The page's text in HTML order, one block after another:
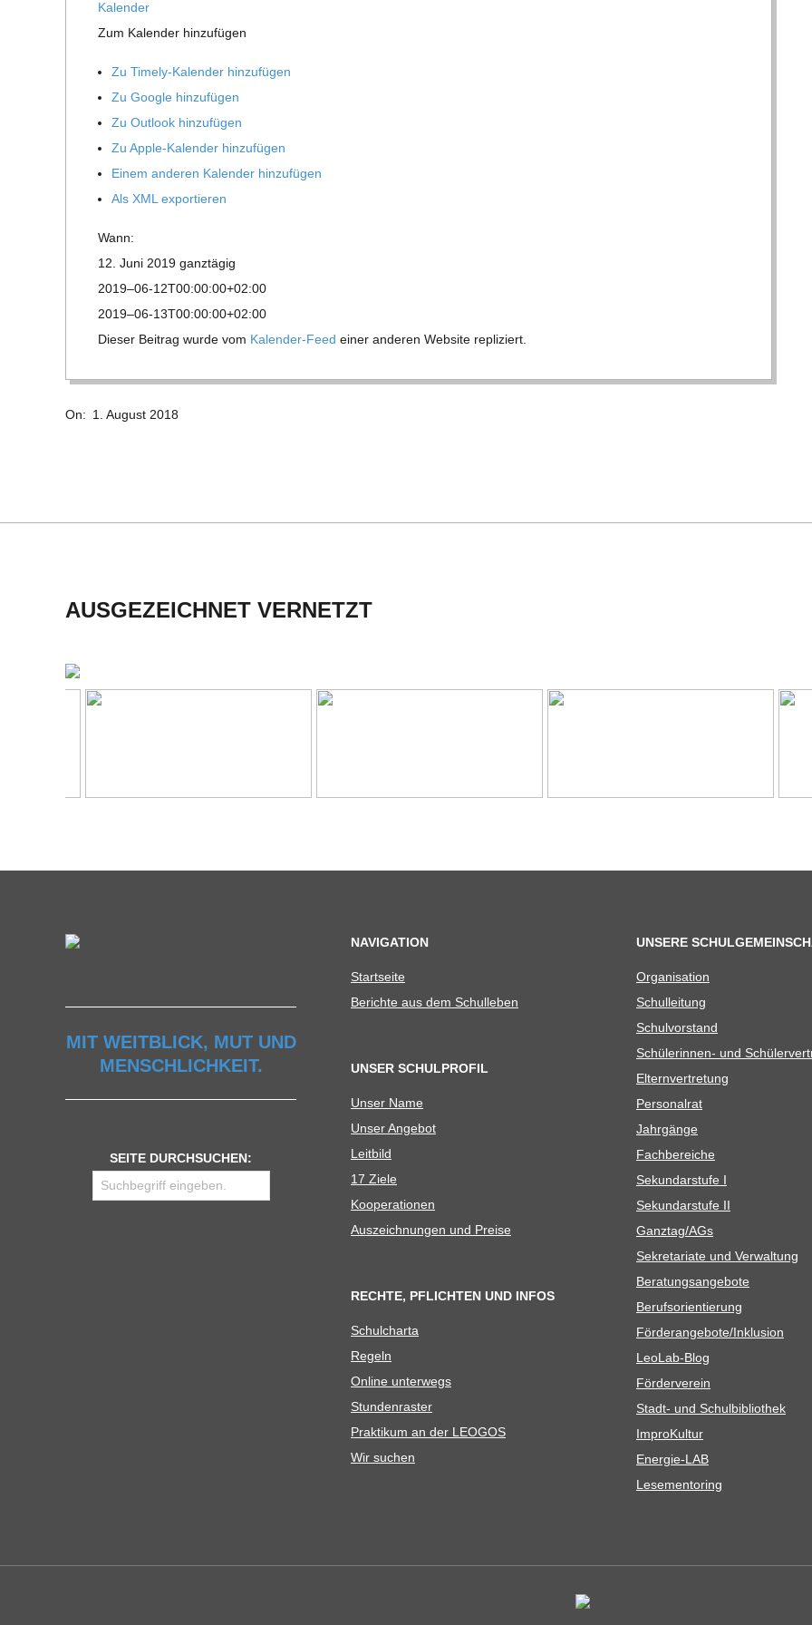
O
R
G
O
D
S
I
D
T
S
U
L
E
Kalen­der
Zum Kalen­der hinzufügen
Zu Timely-Kalen­der hinzufügen
Zu Google hinzufügen
Zu Out­look hinzufügen
Zu Apple-Kalen­der hinzufügen
Einem ande­ren Kalen­der hinzufügen
Als XML exportieren
Wann:
12. Juni 2019 ganz­tä­gig
2019–06-12T00:00:00+02:00
2019–06-13T00:00:00+02:00
Die­ser Bei­trag wurde vom Kalen­der-Feed einer ande­ren Web­site repliziert.
08-
On: 1. August 2018
AUSGEZEICHNET VERNETZT
MIT WEITBLICK, MUT UND
MENSCHLICHKEIT.
SEITE DURCHSUCHEN:
NAVIGATION
Start­seite
Berichte aus dem Schulleben
UNSER SCHULPROFIL
Unser Name
Unser Ange­bot
Leit­bild
17 Ziele
Koope­ra­tio­nen
Aus­zeich­nun­gen und Preise
RECHTE, PFLICHTEN UND INFOS
Schul­charta
Regeln
Online unter­wegs
Stun­den­ras­ter
Prak­ti­kum an der LEOGOS
Wir suchen
UNSERE
Orga­ni­sa­tion
Schul­lei­tung
Schul­vor­stand
Schü­le­rin­nen- und
Eltern­ver­tre­tung
Per­so­nal­rat
Jahr­gänge
Fach­be­rei­che
Sekun­dar­stufe I
Sekun­dar­stufe II
Ganztag/​​AGs
Sekre­ta­riate und Verwaltung
Bera­tungs­an­ge­bote
Berufs­ori­en­tie­rung
Förderangebote/​​Inklusion
Leo­Lab-Blog
För­der­ver­ein
Stadt- und Schulbibliothek
Impro­Kul­tur
Ener­­gie-LAB
Lese­men­to­ring